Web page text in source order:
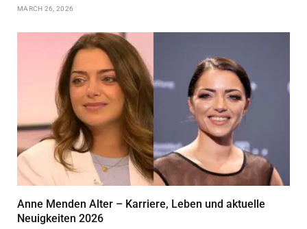
MARCH 26, 2026
Anne Menden Alter – Karriere, Leben und aktuelle
Neuigkeiten 2026